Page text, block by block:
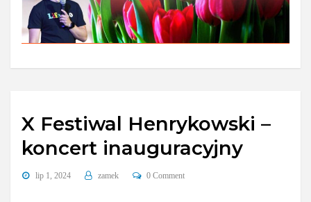
X Festiwal Henrykowski –
koncert inauguracyjny
lip 1, 2024 zamek 0 Comment